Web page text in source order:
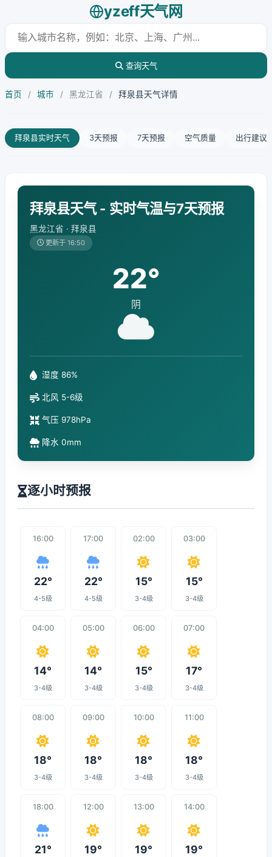
yzeff天气网
查询天气
首页 / 城市 / 黑龙江省 / 拜泉县天气详情
拜泉县实时天气 3天预报 7天预报 空气质量 出行建议
拜泉县天气 - 实时气温与7天预报
黑龙江省 · 拜泉县
更新于 16:50
22°
阴
湿度 86%
北风 5-6级
气压 978hPa
降水 0mm
逐小时预报
16:00
22°
4-5级
17:00
22°
4-5级
02:00
15°
3-4级
03:00
15°
3-4级
04:00
14°
3-4级
05:00
14°
3-4级
06:00
15°
3-4级
07:00
17°
3-4级
08:00
18°
3-4级
09:00
18°
3-4级
10:00
18°
3-4级
11:00
18°
3-4级
18:00
21°
12:00
19°
13:00
19°
14:00
19°